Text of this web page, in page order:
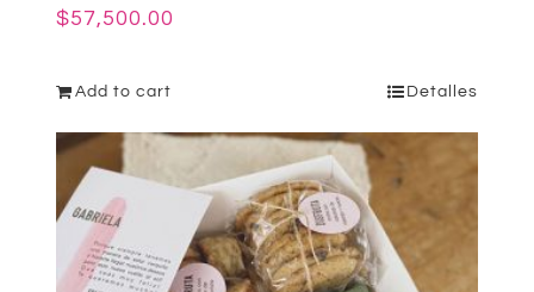
$57,500.00
Add to cart Detalles